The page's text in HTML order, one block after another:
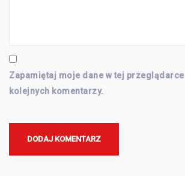
Zapamiętaj moje dane w tej
kolejnych komentarzy.